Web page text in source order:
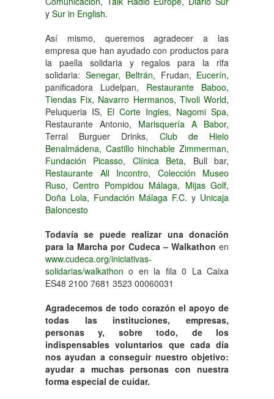
y Sur in English.
Así mismo, queremos agradecer a las
empresa que han ayudado con productos para
la paella solidaria y regalos para la rifa
solidaria: Senegar, Beltrán, Frudan, Eucerín,
panificadora Ludelpan, Restaurante Baboo,
Tiendas Fix, Navarro Hermanos, Tivoli World,
Peluqueria IS, El Corte Ingles, Nagomi Spa,
Restaurante Antonio, Marisquería A Babor,
Terral Burguer Drinks, Club de Hielo
Benalmádena, Castillo hinchable Zimmerman,
Fundación Picasso, Clínica Beta, Bull bar,
Restaurante All Incontro, Colección
Museo
Ruso,Centro Pompidou Málaga, Mijas Golf,
Doña Lola, Fundación Málaga F.C. y Unicaja
Baloncesto
Todavía se puede realizar una donación
para la Marcha por Cudeca – Walkathon en
www.cudeca.org/iniciativas-
solidarias/walkathon o en la fila 0 La Caixa
ES48 2100 7681 3523 00060031
Agradecemos de todo corazón el apoyo de
todas las instituciones, empresas,
personas y, sobre todo, de los
indispensables voluntarios que cada día
nos ayudan a conseguir nuestro objetivo:
ayudar a muchas personas con nuestra
forma especial de cuidar.